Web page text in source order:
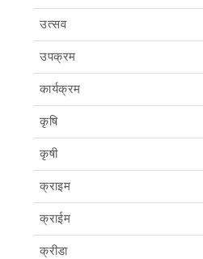
उत्सव
उपक्रम
कार्यक्रम
कृषि
कृषी
क्राइम
क्राईम
क्रीडा